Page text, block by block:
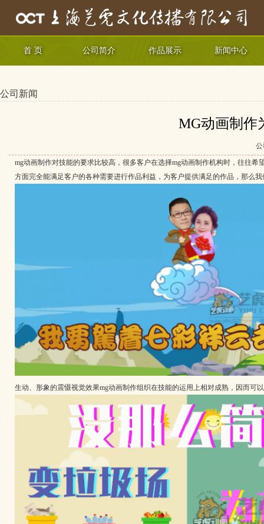
首 页 公司简介 作品展示 新闻中心
公司新闻
MG动画制作
公
mg动画制作对技能的要求比较高，很多客户在选择mg动画制作机构时，往往
方面完全能满足客户的各种需要进行作品利益，为客户提供满足的作品，那么
生动、形象的震慑视觉效果mg动画制作组织在技能的运用上相对成熟，因而